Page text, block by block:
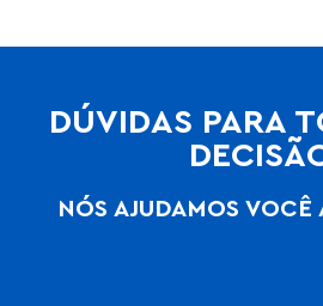
DÚVIDAS PARA
NÓS AJUDAMOS VOCÊ